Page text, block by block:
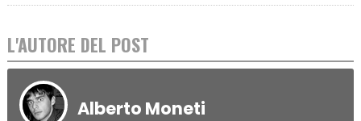
L'AUTORE DEL POST
Alberto Moneti